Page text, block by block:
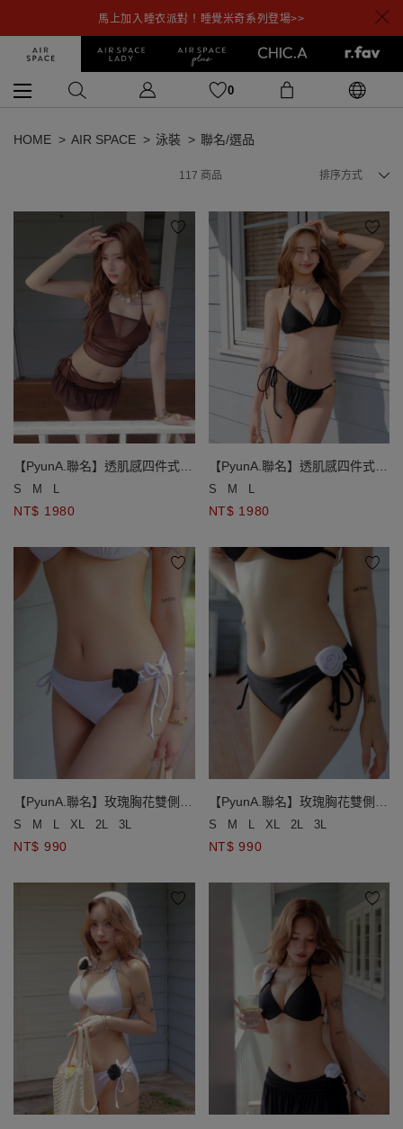
馬上加入睡衣派對！睡覺米奇系列登場>>
0
HOME AIR SPACE 泳裝 聯名/選品
117 商品 排序方式
【PyunA.聯名】透肌感四件式比
基尼套裝
S M L
NT$ 1980
【PyunA.聯名】透肌感四件式比
基尼套裝
S M L
NT$ 1980
【PyunA.聯名】玫瑰胸花雙側綁
帶低腰泳褲
S M L XL 2L 3L
NT$ 990
【PyunA.聯名】玫瑰胸花雙側綁
帶低腰泳褲
S M L XL 2L 3L
NT$ 990